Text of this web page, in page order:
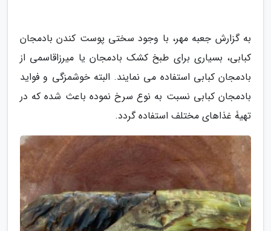
به گزارش جعبه مهر، با وجود سختی پوست کندن بادمجان
کبابی، بسیاری برای طبخ کشک بادمجان یا میرزاقاسمی از
بادمجان کبابی استفاده می نمایند. البته خوشمزگی و فواید
بادمجان کبابی نسبت به نوع سرخ نموده باعث شده که در
تهیۀ غذاهای مختلف استفاده گردد.